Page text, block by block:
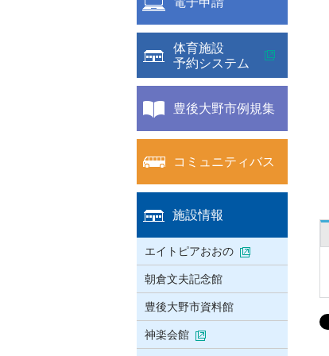
体育施設
予約システム
豊後大野市例規集
コミュニティバス
施設情報
エイトピアおおの
朝倉文夫記念館
豊後大野市資料館
神楽会館